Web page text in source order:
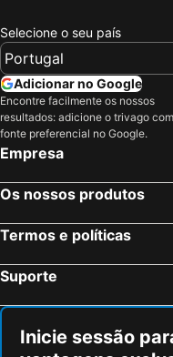
Selecione o seu país
Adicionar no Google
Encontre facilmente os nossos
resultados: adicione o trivago
fonte preferencial no Google.
Empresa
Os nossos produtos
Termos e políticas
Suporte
Inicie sessão